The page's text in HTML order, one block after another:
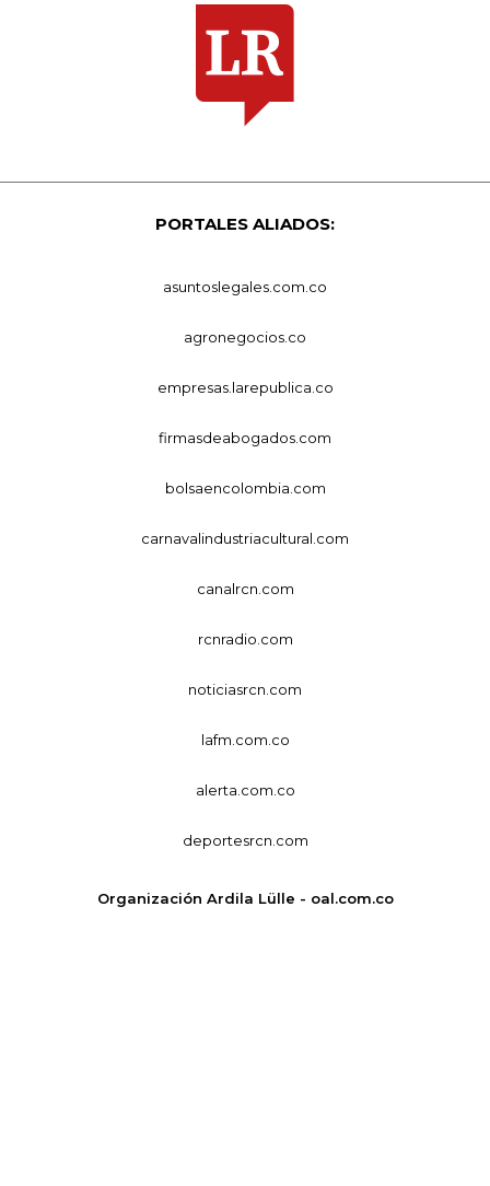
PORTALES ALIADOS:
asuntoslegales.com.co
agronegocios.co
empresas.larepublica.co
firmasdeabogados.com
bolsaencolombia.com
carnavalindustriacultural.com
canalrcn.com
rcnradio.com
noticiasrcn.com
lafm.com.co
alerta.com.co
deportesrcn.com
Organización Ardila Lülle - oal.com.co